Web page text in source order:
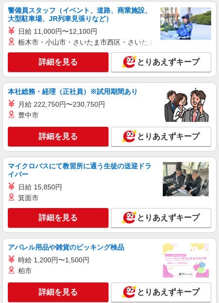
新加美駅＊年齢不問◎未経験から安定した業界
へ＊サ高住
時給1550円〜2187円 ＜日払い有/週払い有/交
通費全支給(ガソリン代含む)＞
キープ 詳細を見る
派遣社員
株式会社kotrio /●OS-H2-2086418
＜平野区＞小さなデイサービスSTAFF募集≪
時給1550円〜2187円 ＜日払い有/週払い有/交
通費全支給(ガソリン代含む)＞
大阪市平野区
詳細を見る
派遣社員
≪新加美駅≫夜勤なし！未経験・ブランクOK
のデイスタッフ
時給1550円〜2187円 ＜日払い有/週払い有/交
通費全支給(ガソリン代含む)＞
大阪市平野区
キープ 詳細を見る
警備員スタッフ（イベント、道路、商業施設、
大型駐車場、JR列車見張りなど）
日給 11,000円〜12,100円
栃木市・小山市・さいたま市西区・さいたま市岩槻区・久喜市・
詳細を見る とりあえずキープ
本社総務・経理（正社員）※試用期間あり
月給 222,750円〜230,750円
豊中市
詳細を見る とりあえずキープ
マイクロバスにて教習所に通う生徒の送迎ドラ
イバー
日給 15,850円
箕面市
詳細を見る とりあえずキープ
アパレル用品や雑貨のピッキング検品
時給 1,200円〜1,500円
柏市
詳細を見る とりあえずキープ